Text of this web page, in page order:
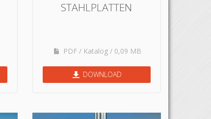
STAHLPLATTEN
PDF / Katalog / 0,09 MB
DOWNLOAD